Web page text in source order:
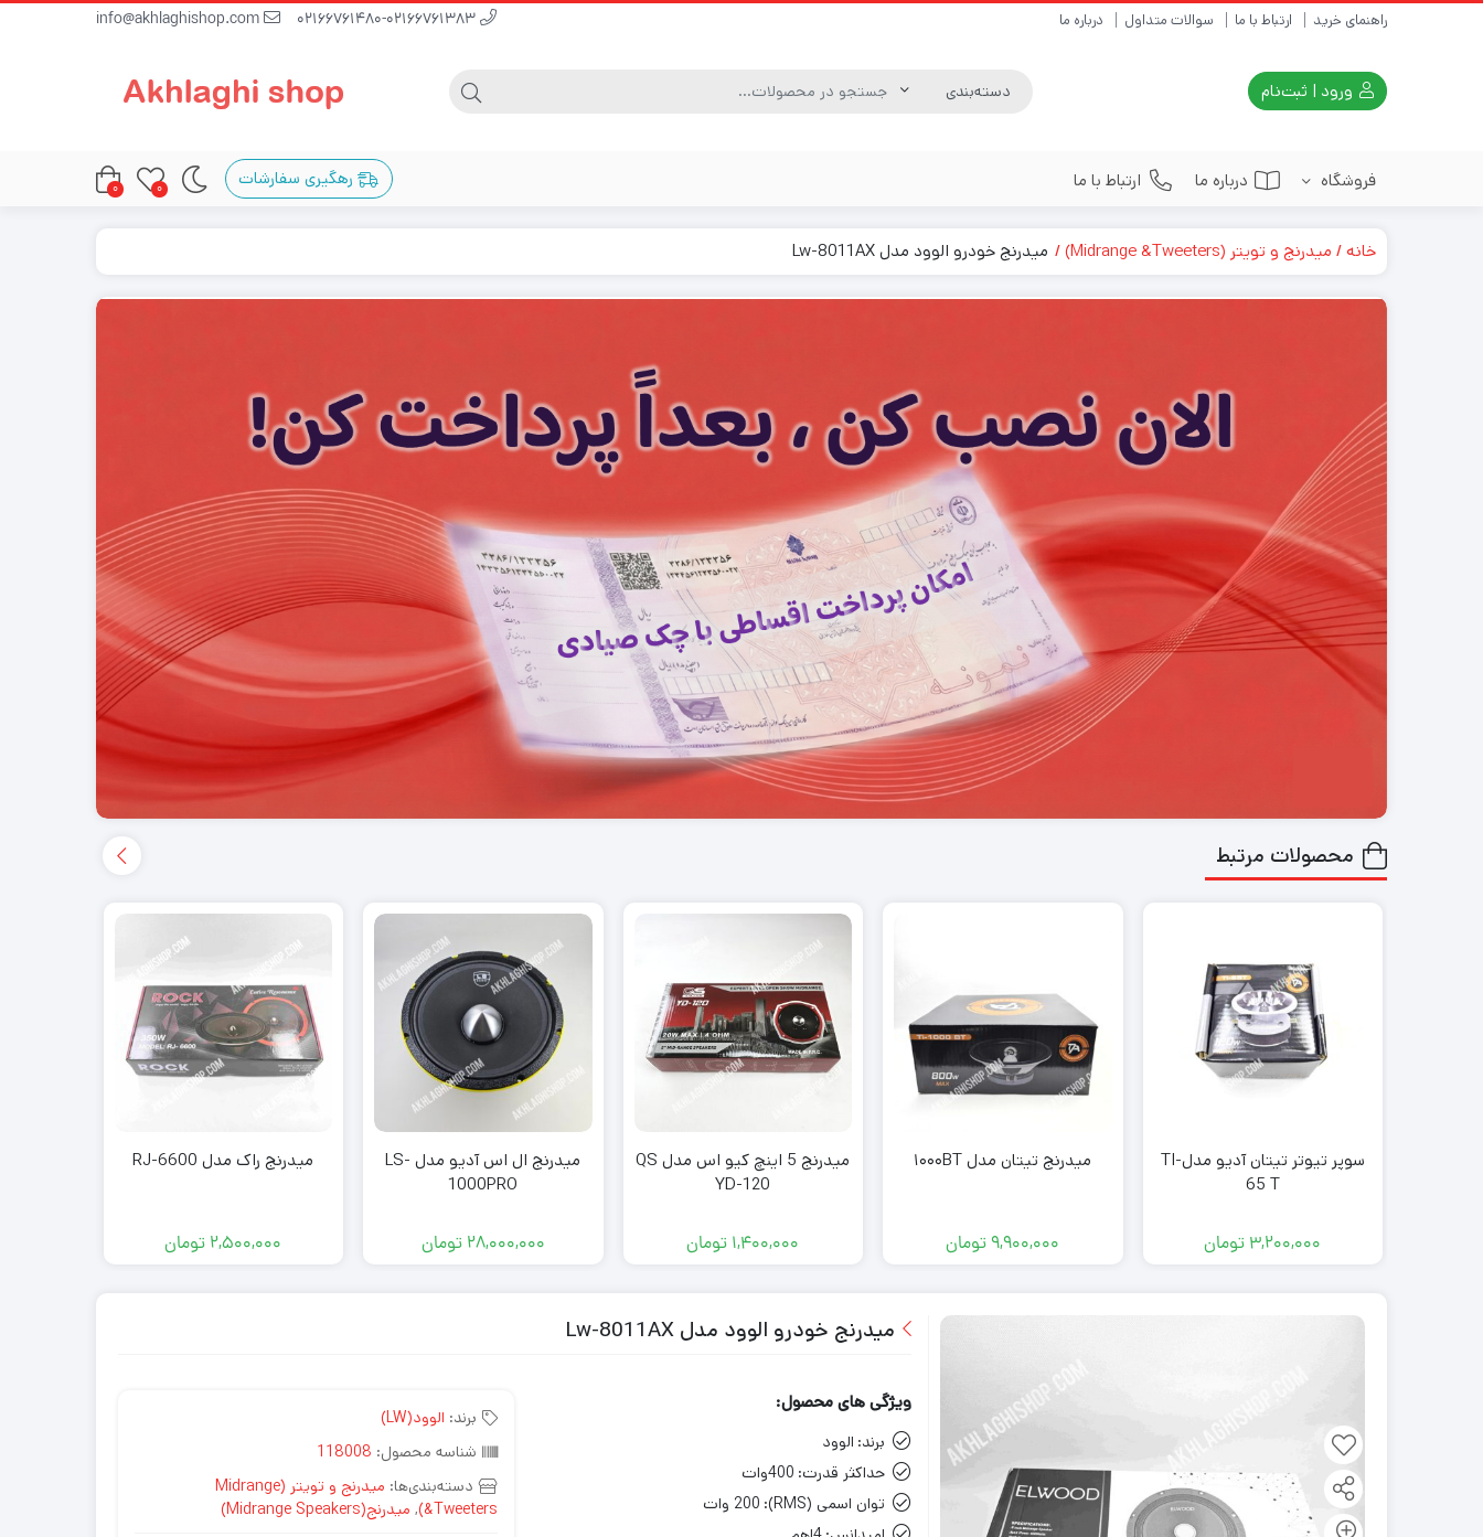
راهنمای خرید ارتباط با ما سوالات متداول درباره ما
ورود | ثبت‌نام
فروشگاه
اسپیکر(speaker) کامپونت ( component )
درباره ما ارتباط با ما رهگیری سفارشات 0
0
خانه میدرنج و تویتر (Midrange &Tweeters) میدرنج خودرو الوود مدل Lw-8011AX
محصولات مرتبط
سوپر تیوتر تیتان آدیو مدلTI-
65 T
3,200,000 تومان
میدرنج تیتان مدل ۱۰۰۰BT
9,900,000تومان
میدرنج 5 اینچ کیو اس مدل QS
YD-120
1,400,000 تومان
میدرنج ال اس آدیو مدل LS-
1000PRO
28,000,000 تومان
میدرنج راک مدل RJ-6600
2,500,000 تومان
میدرنج خودرو الوود مدل Lw-8011AX
ویژگی های محصول:
برند: الوود
حداکثر قدرت: 400وات
توان اسمی (RMS):
200 وات
برند: الوود(LW)
شناسه محصول: 118008
دسته‌بندی‌ها:
میدرنج و تویتر (Midrange
&Tweeters)
, میدرنج(Midrange Speakers)